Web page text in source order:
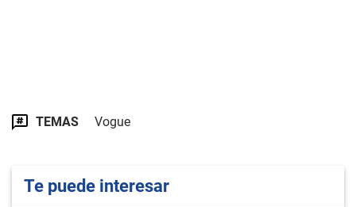
TEMAS Vogue
Te puede interesar